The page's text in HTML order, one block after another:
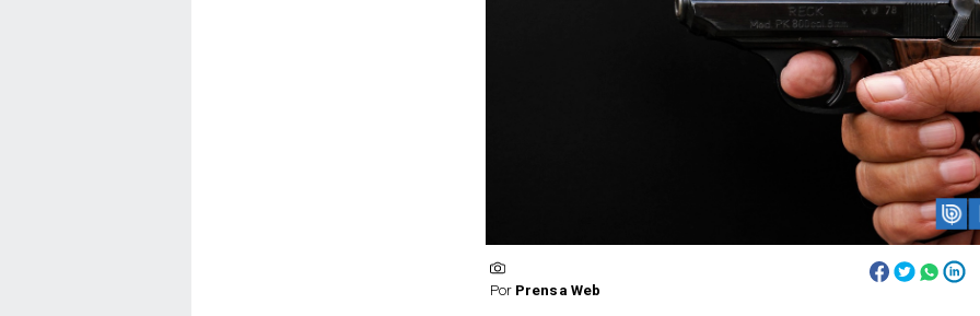
Por Prensa Web